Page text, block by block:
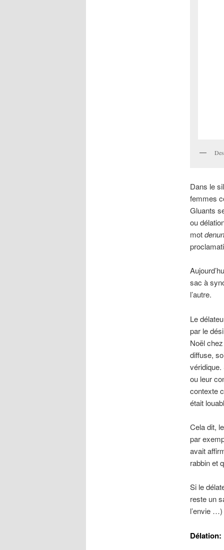
Dans le
femmes
Gluants
ou
mot
sac à
l’autre.
Le
par le
Noël
diffuse,
véridique.
ou leur
contexte
était
Cela dit,
par
avait
rabbin et
Si le
reste un
l’envie …)
Délation: